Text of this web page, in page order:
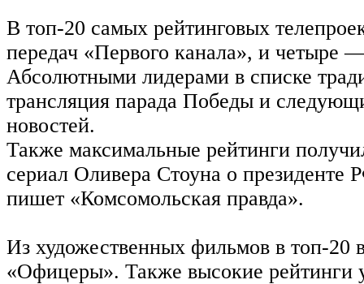
В топ-20 самых рейтинговых
передач «Первого канала», и четыре
Абсолютными лидерами в списке
трансляция парада Победы и
новостей.
Также максимальные рейтинги
сериал Оливера Стоуна о
пишет «Комсомольская правда».
Из художественных фильмов в топ-
«Офицеры». Также высокие рейтинги